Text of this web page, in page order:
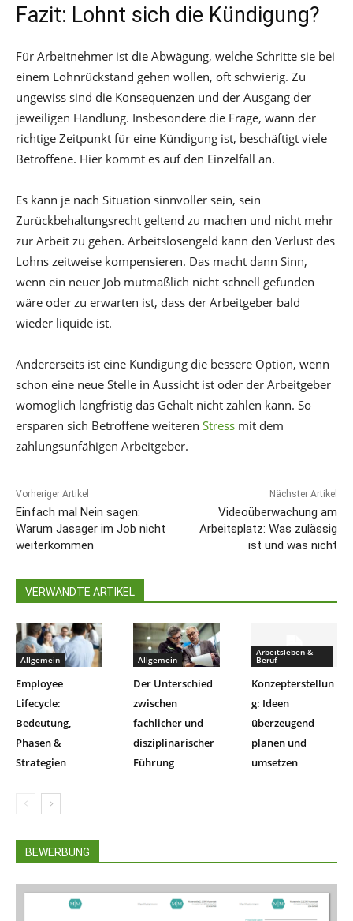
Fazit: Lohnt sich die Kündigung?
Für Arbeitnehmer ist die Abwägung, welche Schritte sie bei
einem Lohnrückstand gehen wollen, oft schwierig. Zu
ungewiss sind die Konsequenzen und der Ausgang der
jeweiligen Handlung. Insbesondere die Frage, wann der
richtige Zeitpunkt für eine Kündigung ist, beschäftigt viele
Betroffene. Hier kommt es auf den Einzelfall an.
Es kann je nach Situation sinnvoller sein, sein
Zurückbehaltungsrecht geltend zu machen und nicht mehr
zur Arbeit zu gehen. Arbeitslosengeld kann den Verlust des
Lohns zeitweise kompensieren. Das macht dann Sinn,
wenn ein neuer Job mutmaßlich nicht schnell gefunden
wäre oder zu erwarten ist, dass der Arbeitgeber bald
wieder liquide ist.
Andererseits ist eine Kündigung die bessere Option, wenn
schon eine neue Stelle in Aussicht ist oder der Arbeitgeber
womöglich langfristig das Gehalt nicht zahlen kann. So
ersparen sich Betroffene weiteren Stress mit dem
zahlungsunfähigen Arbeitgeber.
Vorheriger Artikel
Einfach mal Nein sagen:
Warum Jasager im Job nicht
weiterkommen
Nächster Artikel
Videoüberwachung am
Arbeitsplatz: Was zulässig
ist und was nicht
VERWANDTE ARTIKEL
Allgemein
Employee
Lifecycle:
Bedeutung,
Phasen &
Strategien
Allgemein
Der Unterschied
zwischen
fachlicher und
disziplinarischer
Führung
Arbeitsleben &
Beruf
Konzepterstellun
g: Ideen
überzeugend
planen und
umsetzen
BEWERBUNG